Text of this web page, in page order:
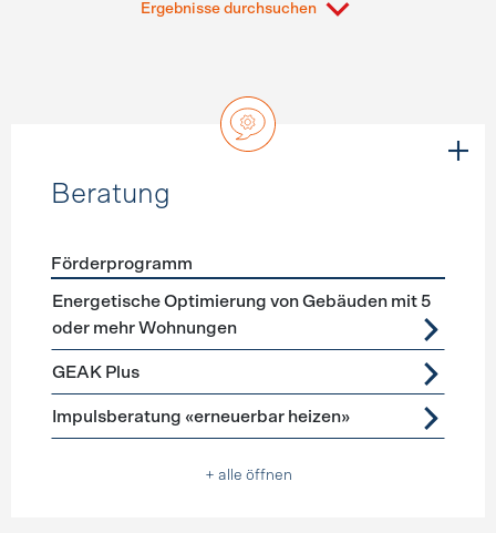
Ergebnisse durchsuchen
Beratung
Förderprogramme Beratung
Förderprogramm
Energetische Optimierung von Gebäuden mit 5
oder mehr Wohnungen
GEAK Plus
Impulsberatung «erneuerbar heizen»
+ alle öffnen